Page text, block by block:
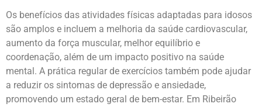
Os benefícios das atividades físicas adaptadas para idosos
são amplos e incluem a melhoria da saúde cardiovascular,
aumento da força muscular, melhor equilíbrio e
coordenação, além de um impacto positivo na saúde
mental. A prática regular de exercícios também pode ajudar
a reduzir os sintomas de depressão e ansiedade,
promovendo um estado geral de bem-estar. Em Ribeirão